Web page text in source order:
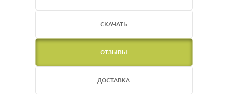
СКАЧАТЬ
ОТЗЫВЫ
ДОСТАВКА